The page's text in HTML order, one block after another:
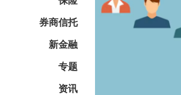
券商信托
新金融
专题
资讯